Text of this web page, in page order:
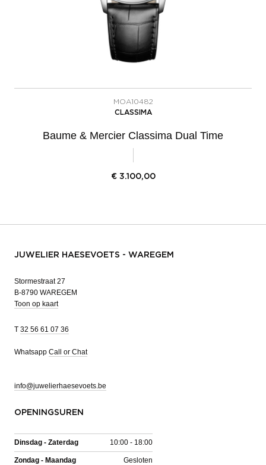
MOA10482
CLASSIMA
Baume & Mercier Classima Dual Time
€ 3.100,00
JUWELIER HAESEVOETS - WAREGEM
Stormestraat 27
B-8790 WAREGEM
Toon op kaart
T 32 56 61 07 36
Whatsapp Call or Chat
info@juwelierhaesevoets.be
OPENINGSUREN
Dinsdag - Zaterdag 10:00 - 18:00
Zondag - Maandag Gesloten